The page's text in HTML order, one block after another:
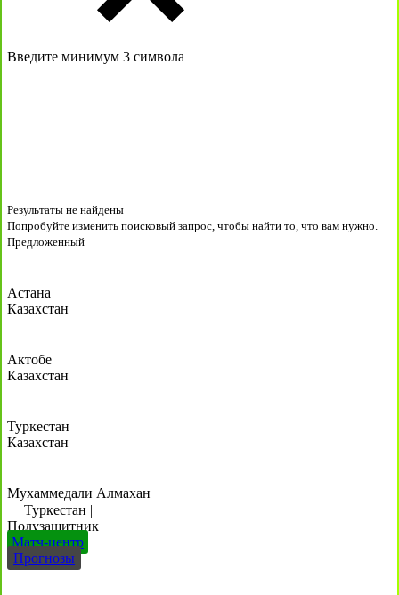
Введите минимум 3 символа
Результаты не найдены
Попробуйте изменить поисковый запрос, чтобы найти то, что вам нужно.
Предложенный
Астана
Казахстан
Актобе
Казахстан
Туркестан
Казахстан
Мухаммедали Алмахан
Туркестан |
Полузащитник
Матч-центр
Прогнозы